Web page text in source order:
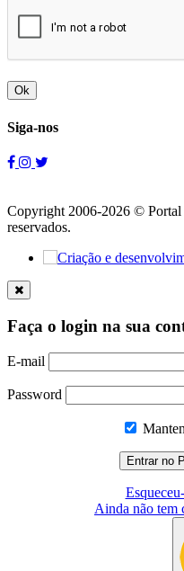
Ok
Siga-nos
Copyright 2006-2026 © Portal
reservados.
Faça o login na sua
E-mail
Password
Ainda não tem